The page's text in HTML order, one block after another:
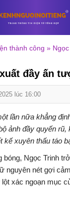
thành công »
đầy ấn
lúc 16:00
lần nữa khẳng
ảnh đầy quyến rũ,
kế xuyên thấu táo
bóng, Ngọc Trinh
nguyên nét gợi
xác ngoạn mục